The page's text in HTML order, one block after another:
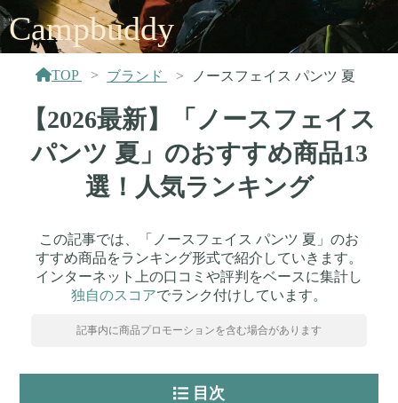
Campbuddy
TOP ブランド ノースフェイス パンツ 夏
【2026最新】「ノースフェイス
パンツ 夏」のおすすめ商品13
選！人気ランキング
この記事では、「ノースフェイス パンツ 夏」のお
すすめ商品をランキング形式で紹介していきます。
インターネット上の口コミや評判をベースに集計し
独自のスコアでランク付けしています。
記事内に商品プロモーションを含む場合があります
目次